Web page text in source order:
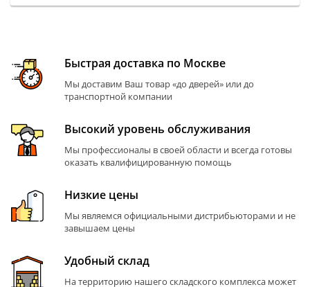
Быстрая доставка по Москве
Мы доставим Ваш товар «до дверей» или до
транспортной компании
Высокий уровень обслуживания
Мы профессионалы в своей области и всегда готовы
оказать квалифицированную помощь
Низкие цены
Мы являемся официальными дистрибьюторами и не
завышаем цены
Удобный склад
На территорию нашего складского комплекса может